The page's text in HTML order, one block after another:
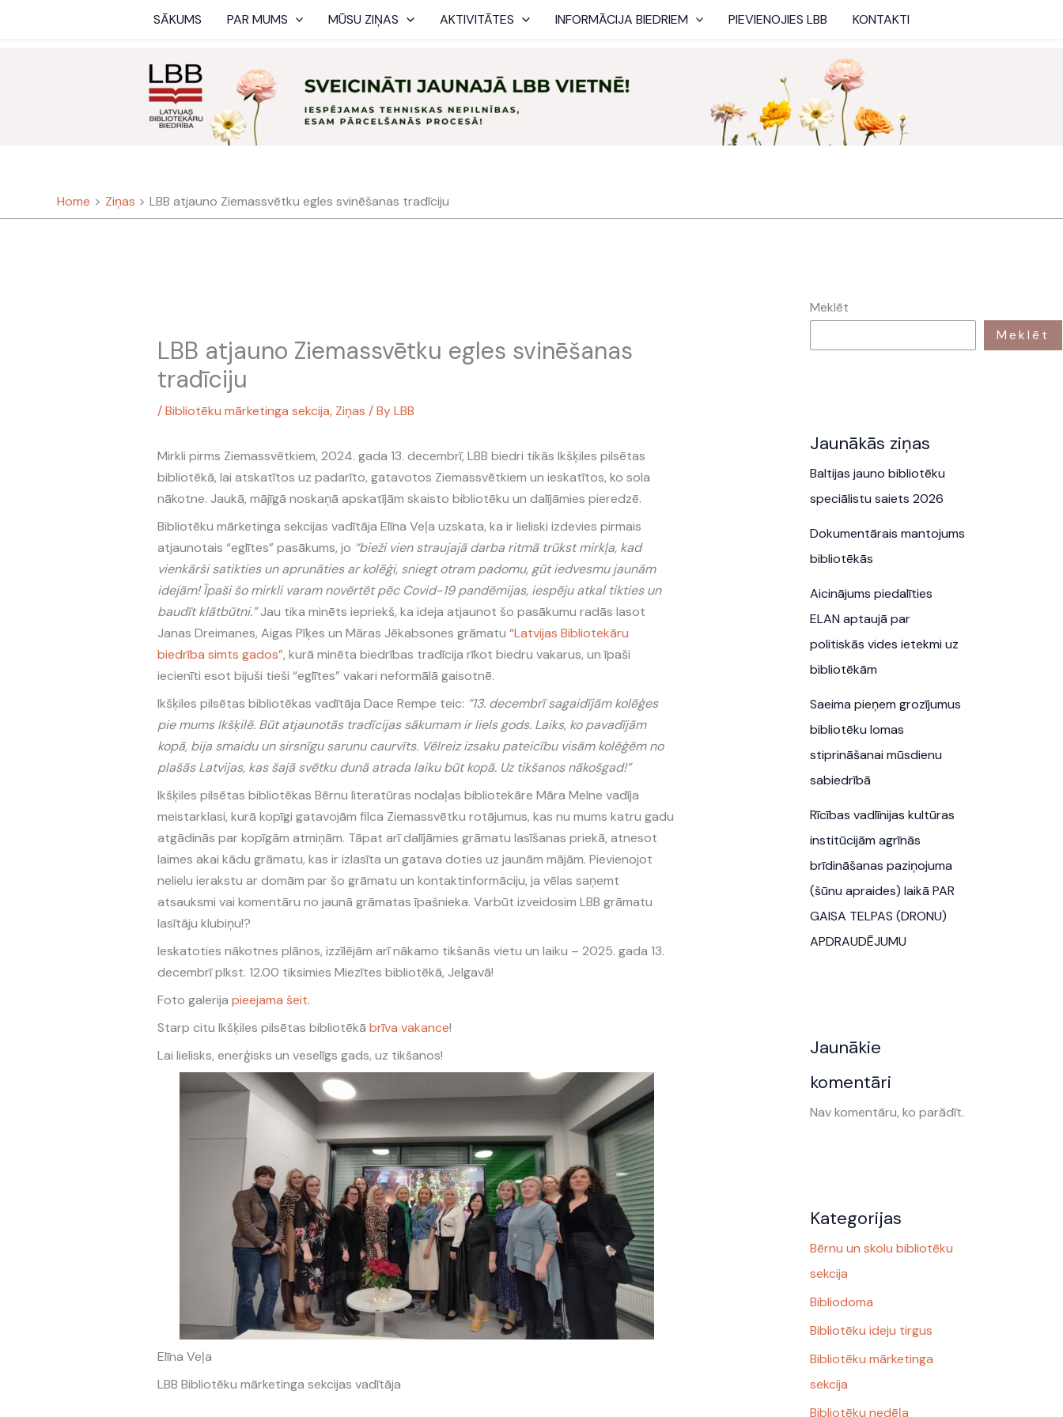
SĀKUMS PAR MUMS MŪSU ZIŅAS AKTIVITĀTES INFORMĀCIJA BIEDRIEM PIEVIENOJIES LBB KONTAKTI
Home Ziņas LBB atjauno Ziemassvētku egles svinēšanas tradīciju
LBB atjauno Ziemassvētku egles svinēšanas
tradīciju
/Bibliotēku mārketinga sekcija, Ziņas / ByLBB
Mirkli pirms Ziemassvētkiem, 2024. gada 13. decembrī, LBB biedri tikās Ikšķiles pilsētas
bibliotēkā, lai atskatītos uz padarīto, gatavotos Ziemassvētkiem un ieskatītos, ko sola
nākotne. Jaukā, mājīgā noskaņā apskatījām skaisto bibliotēku un dalījāmies pieredzē.
Bibliotēku mārketinga sekcijas vadītāja Elīna Veļa uzskata, ka ir lieliski izdevies pirmais
atjaunotais “eglītes” pasākums, jo “bieži vien straujajā darba ritmā trūkst mirkļa, kad
vienkārši satikties un aprunāties ar kolēģi, sniegt otram padomu, gūt iedvesmu jaunām
idejām! Īpaši šo mirkli varam novērtēt pēc Covid-19 pandēmijas, iespēju atkal tikties un
baudīt klātbūtni.”Jau tika minēts iepriekš, ka ideja atjaunot šo pasākumu radās lasot
Janas Dreimanes, Aigas Pīķes un Māras Jēkabsones grāmatu “Latvijas Bibliotekāru
biedrība simts gados”, kurā minēta biedrības tradīcija rīkot biedru vakarus, un īpaši
iecienīti esot bijuši tieši “eglītes” vakari neformālā gaisotnē.
Ikšķiles pilsētas bibliotēkas vadītāja Dace Rempe teic: “13. decembrī sagaidījām kolēģes
pie mums Ikšķilē. Būt atjaunotās tradīcijas sākumam ir liels gods. Laiks, ko pavadījām
kopā, bija smaidu un sirsnīgu sarunu caurvīts. Vēlreiz izsaku pateicību visām kolēģēm no
plašās Latvijas, kas šajā svētku dunā atrada laiku būt kopā. Uz tikšanos nākošgad!”
Ikšķiles pilsētas bibliotēkas Bērnu literatūras nodaļas bibliotekāre Māra Melne vadīja
meistarklasi, kurā kopīgi gatavojām filca Ziemassvētku rotājumus, kas nu mums katru gadu
atgādinās par kopīgām atmiņām. Tāpat arī dalījāmies grāmatu lasīšanas priekā, atnesot
laimes akai kādu grāmatu, kas ir izlasīta un gatava doties uz jaunām mājām. Pievienojot
nelielu ierakstu ar domām par šo grāmatu un kontaktinformāciju, ja vēlas saņemt
atsauksmi vai komentāru no jaunā grāmatas īpašnieka. Varbūt izveidosim LBB grāmatu
lasītāju klubiņu!?
Ieskatoties nākotnes plānos, izzīlējām arī nākamo tikšanās vietu un laiku – 2025. gada 13.
decembrī plkst. 12.00 tiksimies Miezītes bibliotēkā, Jelgavā!
Foto galerija pieejama šeit.
Starp citu Ikšķiles pilsētas bibliotēkā brīva vakance!
Lai lielisks, enerģisks un veselīgs gads, uz tikšanos!
Elīna Veļa
LBB Bibliotēku mārketinga sekcijas vadītāja
Meklēt
Meklēt
Jaunākās ziņas
Baltijas jauno bibliotēku
speciālistu saiets 2026
Dokumentārais mantojums
bibliotēkās
Aicinājums piedalīties
ELAN aptaujā par
politiskās vides ietekmi uz
bibliotēkām
Saeima pieņem grozījumus
bibliotēku lomas
stiprināšanai mūsdienu
sabiedrībā
Rīcības vadlīnijas kultūras
institūcijām agrīnās
brīdināšanas paziņojuma
(šūnu apraides) laikā PAR
GAISA TELPAS (DRONU)
APDRAUDĒJUMU
Jaunākie
komentāri
Nav komentāru, ko parādīt.
Kategorijas
Bērnu un skolu bibliotēku
sekcija
Bibliodoma
Bibliotēku ideju tirgus
Bibliotēku mārketinga
sekcija
Bibliotēku nedēļa